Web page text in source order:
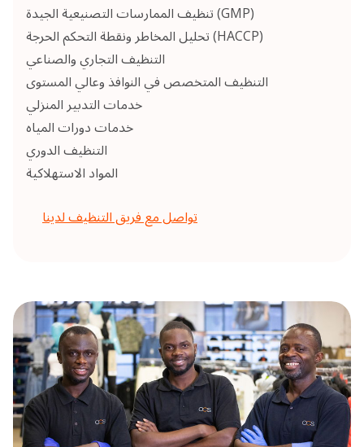
تنظيف الممارسات التصنيعية الجيدة (GMP)
تحليل المخاطر ونقطة التحكم الحرجة (HACCP)
التنظيف التجاري والصناعي
التنظيف المتخصص في النوافذ وعالي المستوى
خدمات التدبير المنزلي
خدمات دورات المياه
التنظيف الدوري
المواد الاستهلاكية
تواصل مع فريق التنظيف لدينا